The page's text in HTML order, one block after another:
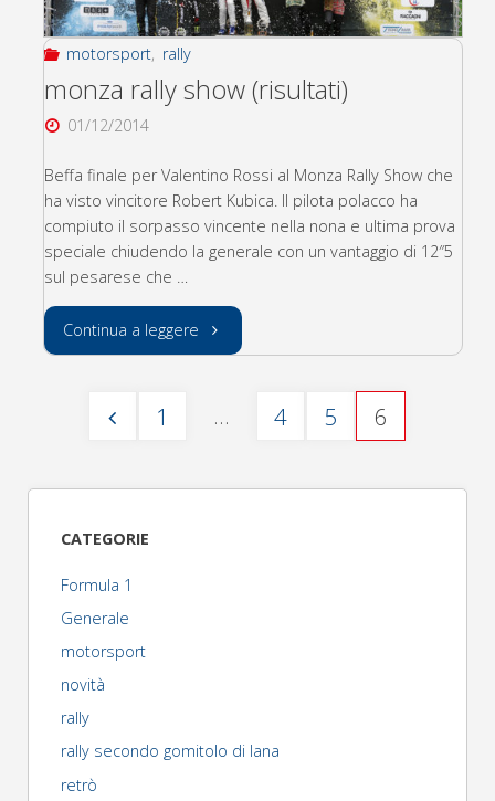
100
ANNI
TRIDENTE"
motorsport, rally
monza rally show (risultati)
01/12/2014
Beffa finale per Valentino Rossi al Monza Rally Show che
ha visto vincitore Robert Kubica. Il pilota polacco ha
compiuto il sorpasso vincente nella nona e ultima prova
speciale chiudendo la generale con un vantaggio di 12″5
sul pesarese che …
Continua a leggere "monza
show
degli
articoli
1 … 4 5 6
CATEGORIE
Formula 1
Generale
motorsport
novità
rally
rally secondo gomitolo di lana
retrò